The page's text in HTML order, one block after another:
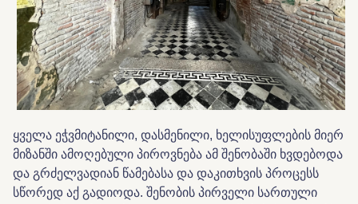
ყველა ეჭვმიტანილი, დასმენილი, ხელისუფლების მიერ
მიზანში ამოღებული პიროვნება ამ შენობაში ხვდებოდა
და გრძელვადიან წამებასა და დაკითხვის პროცესს
სწორედ აქ გადიოდა. შენობის პირველი სართული